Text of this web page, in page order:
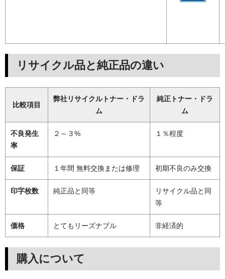
リサイクル品と純正品の違い
比較項目
弊社リサイクルトナー・ドラ
ム
純正トナー・ドラ
ム
不良発生
率
２～３% １％程度
保証 １年間 無料交換または修理 初期不良のみ交換
印字枚数 純正品と同等
リサイクル品と同
等
価格 とてもリーズナブル 非経済的
購入について